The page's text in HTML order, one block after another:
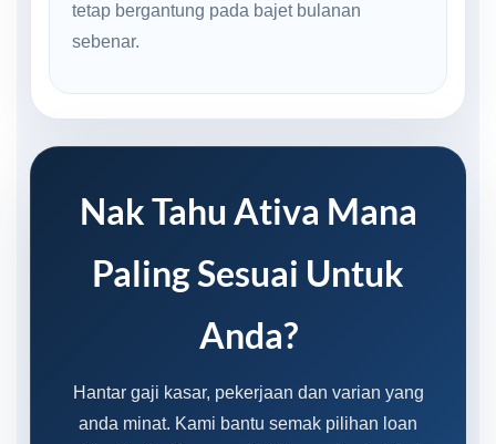
tetap bergantung pada bajet bulanan
sebenar.
Nak Tahu Ativa Mana
Paling Sesuai Untuk
Anda?
Hantar gaji kasar, pekerjaan dan varian yang
anda minat. Kami bantu semak pilihan loan